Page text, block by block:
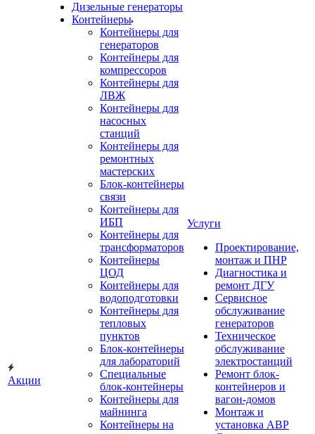
Акции
Дизельные генераторы
Контейнеры
Контейнеры для
генераторов
Контейнеры для
компрессоров
Контейнеры для
ЛВЖ
Контейнеры для
насосных
станций
Контейнеры для
ремонтных
мастерских
Блок-контейнеры
связи
Контейнеры для
ИБП
Контейнеры для
трансформаторов
Контейнеры
ЦОД
Контейнеры для
водоподготовки
Контейнеры для
тепловых
пунктов
Блок-контейнеры
для лабораторий
Специальные
блок-контейнеры
Контейнеры для
майнинга
Контейнеры на
Услуги
Проектирование,
монтаж и ПНР
Диагностика и
ремонт ДГУ
Сервисное
обслуживание
генераторов
Техническое
обслуживание
электростанций
Ремонт блок-
контейнеров и
вагон-домов
Монтаж и
установка АВР